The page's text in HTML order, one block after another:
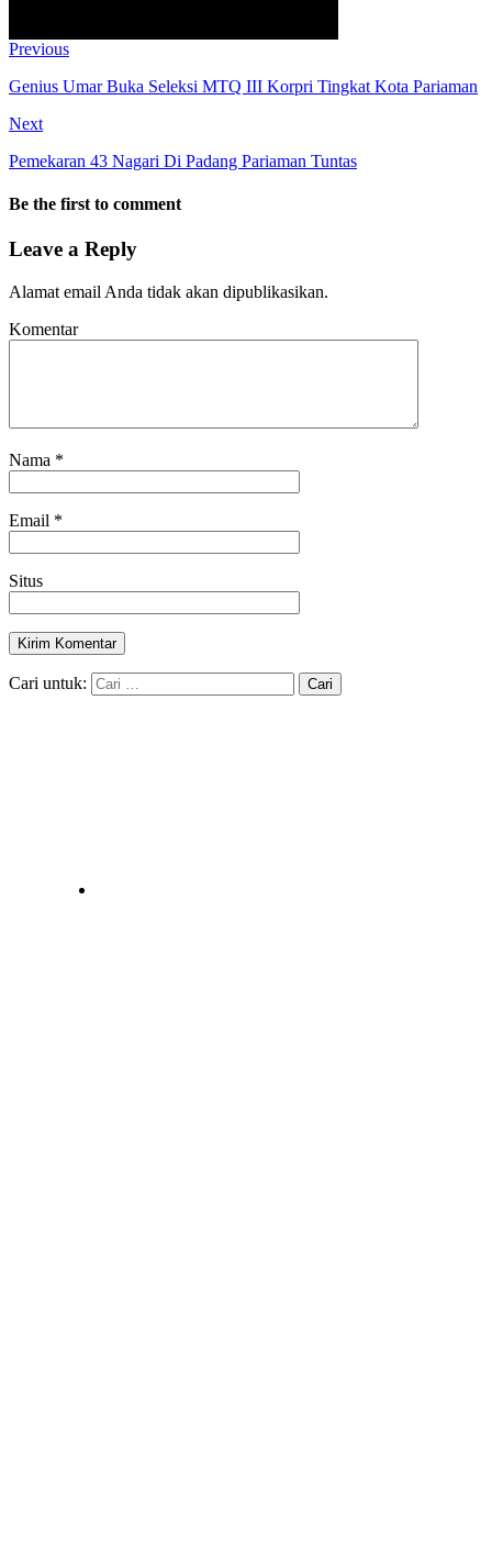
Previous
Genius Umar Buka Seleksi MTQ III Korpri Tingkat Kota Pariaman
Next
Pemekaran 43 Nagari Di Padang Pariaman Tuntas
Be the first to comment
Leave a Reply
Alamat email Anda tidak akan dipublikasikan.
Komentar
Nama *
Email *
Situs
Cari untuk: